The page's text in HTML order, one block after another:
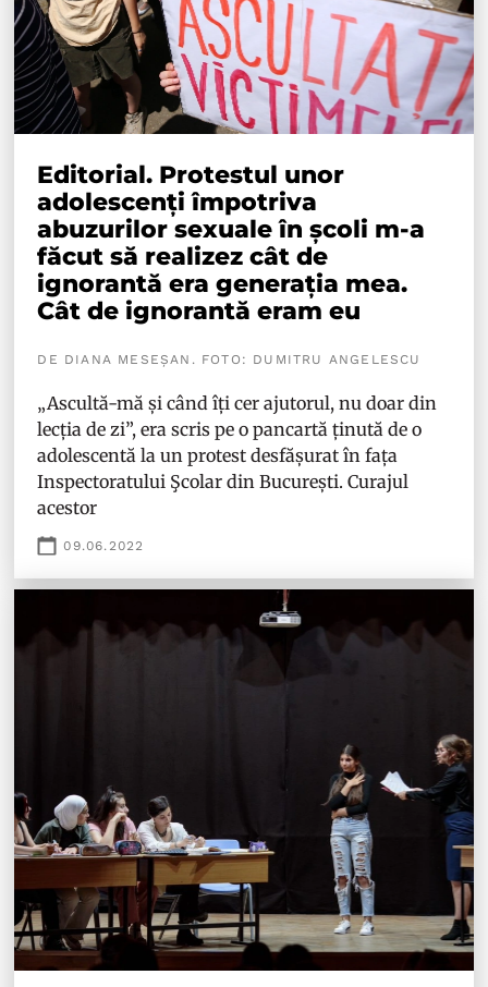
Editorial. Protestul unor
adolescenți împotriva
abuzurilor sexuale în școli m-a
făcut să realizez cât de
ignorantă era generația mea.
Cât de ignorantă eram eu
DE DIANA MESEȘAN. FOTO: DUMITRU ANGELESCU
„Ascultă-mă și când îți cer ajutorul, nu doar din
lecția de zi”, era scris pe o pancartă ținută de o
adolescentă la un protest desfășurat în fața
Inspectoratului Şcolar din București. Curajul
acestor
09.06.2022